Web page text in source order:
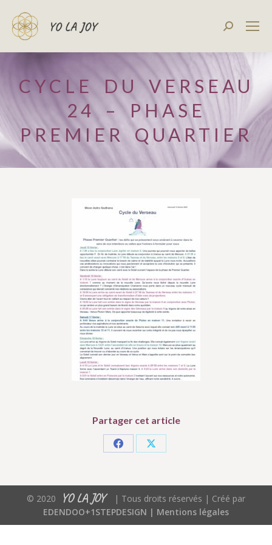
CYCLE DU VERSEAU
24 – PHASE
PREMIER QUARTIER
Partager cet article
Partager
Facebook
Partager
X
© 2020
YO LA JOY
| Tous droits réservés | Créé par
EDENDOO+1STEPDESIGN | Mentions légales